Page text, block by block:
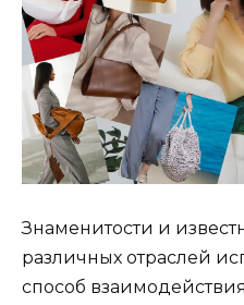
Знаменитости и
различных отраслей
способ